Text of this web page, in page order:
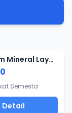
Air Minum Mineral Layanan Antar
Semesta
Detail